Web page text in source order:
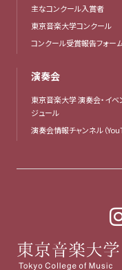
主なコンクール入賞者
東京音楽大学コンクール
コンクール受賞報告フォー
演奏会
東京音楽大学 演奏会・イベ
ジュール
演奏会情報チャンネル（